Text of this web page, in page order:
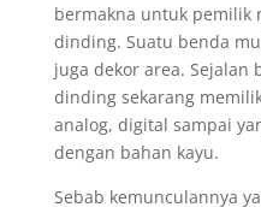
bermakna untuk pemilik
dinding. Suatu benda
juga dekor area. Sejalan
dinding sekarang
analog, digital sampai
dengan bahan kayu.
Sebab kemunculannya